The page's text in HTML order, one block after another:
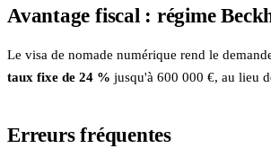
Avantage fiscal : régime
Le visa de nomade numérique rend le
taux fixe de 24 % jusqu'à 600 000 €, au lieu
Erreurs fréquentes